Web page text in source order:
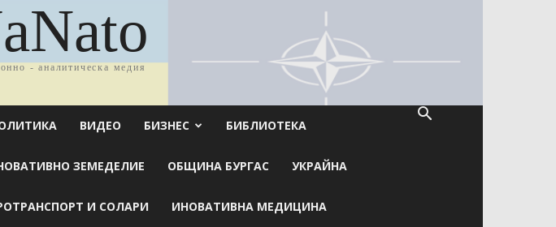
- аналитическа медия
ВИДЕО БИЗНЕС БИБЛИОТЕКА
ЗЕМЕДЕЛИЕ ОБЩИНА БУРГАС УКРАЙНА
И СОЛАРИ ИНОВАТИВНА МЕДИЦИНА